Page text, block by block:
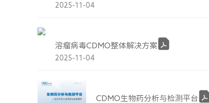
2025-11-04
溶瘤病毒CDMO整体解决方案
2025-11-04
CDMO生物药分析与检测平台